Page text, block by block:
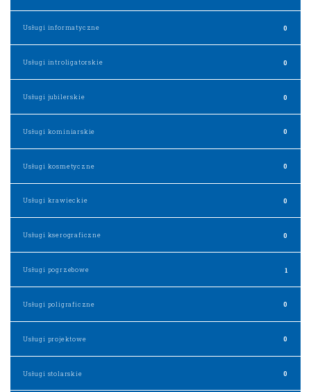
Usługi informatyczne 0
Usługi introligatorskie 0
Usługi jubilerskie 0
Usługi kominiarskie 0
Usługi kosmetyczne 0
Usługi krawieckie 0
Usługi kserograficzne 0
Usługi pogrzebowe 1
Usługi poligraficzne 0
Usługi projektowe 0
Usługi stolarskie 0